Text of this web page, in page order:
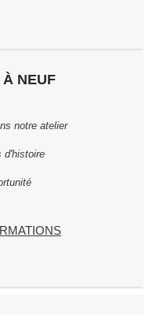
NEUF
notre atelier
d'histoire